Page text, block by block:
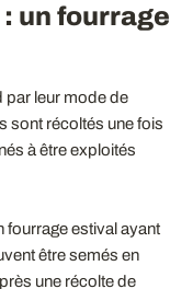
un fourrage
par leur mode de
sont récoltés une fois
à être exploités
fourrage estival ayant
être semés en
une récolte de